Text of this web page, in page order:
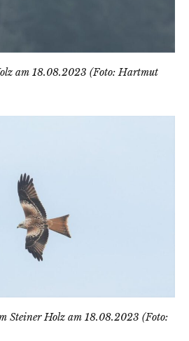
am 18.08.2023 (Foto: Hartmut
Steiner Holz am 18.08.2023 (Foto: